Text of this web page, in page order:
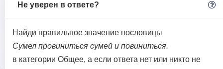
Не уверен в ответе?
Найди правильное значение пословицы
Сумел провиниться сумей и повиниться.
в категории Общее, а если ответа нет или никто не